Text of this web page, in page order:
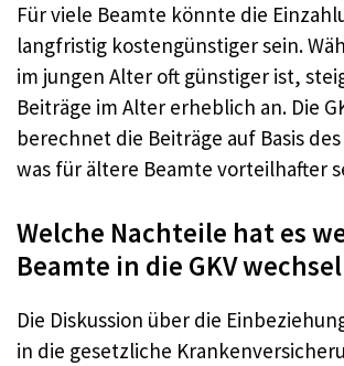
Für viele Beamte könnte die
langfristig kostengünstiger sein.
im jungen Alter oft günstiger ist,
Beiträge im Alter erheblich an. Die
berechnet die Beiträge auf Basis
was für ältere Beamte vorteilhafter
Welche Nachteile hat es
Beamte in die GKV
Die Diskussion über die
in die gesetzliche